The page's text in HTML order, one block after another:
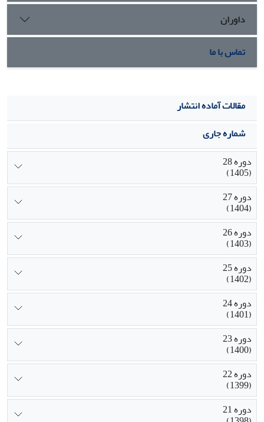
درصد ریشه­زایی در محیط MS تغییر‌یافته با 1 میلی­گرم در لیتر
نفتالین استیک اسید حاصل شد. پایة تترا بیشترین تعداد و طول
ریشه را تولید کرد.
داوران
تماس با ما
مقالات آماده انتشار
شماره جاری
دوره 28
(1405)
دوره 27
(1404)
دوره 26
(1403)
دوره 25
(1402)
دوره 24
(1401)
دوره 23
(1400)
دوره 22
(1399)
دوره 21